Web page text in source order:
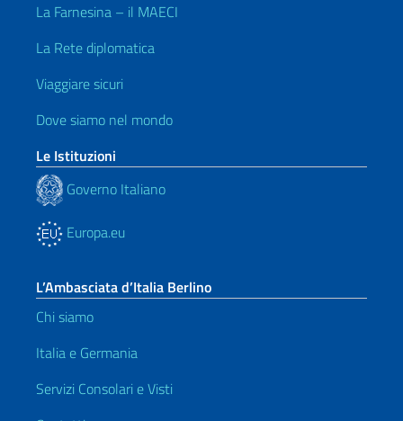
La Farnesina – il MAECI
La Rete diplomatica
Viaggiare sicuri
Dove siamo nel mondo
Le Istituzioni
Governo Italiano
Europa.eu
L’Ambasciata d’Italia Berlino
Chi siamo
Italia e Germania
Servizi Consolari e Visti